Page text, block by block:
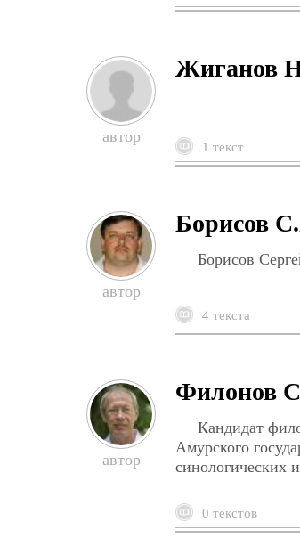
Жиганов
1 текст
Борисов
Борисов
4 текста
Филонов
Кандидат
Амурского
синологических
0 текстов